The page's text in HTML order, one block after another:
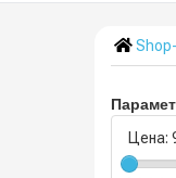
Цена: